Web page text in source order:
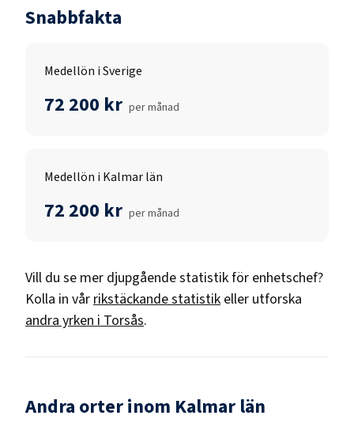
Snabbfakta
Medellön i Sverige
72 200 kr per månad
Medellön i Kalmar län
72 200 kr per månad
Vill du se mer djupgående statistik för enhetschef?
Kolla in vår rikstäckande statistik eller utforska
andra yrken i Torsås.
Andra orter inom Kalmar län